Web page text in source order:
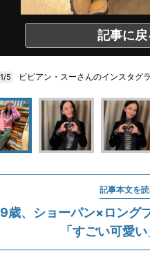
記事に戻
1/5 ビビアン・スーさんのインスタグ
記事本文を
歳、ショーパン×ロング
「すごい可愛